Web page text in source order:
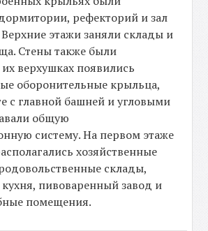
рефекторий и зал
этажи заняли склады и
Стены также были
верхушках появились
оборонительные крыльца,
с главной башней и угловыми
общую
систему. На первом этаже
хозяйственные
склады,
пивоваренный завод и
помещения.